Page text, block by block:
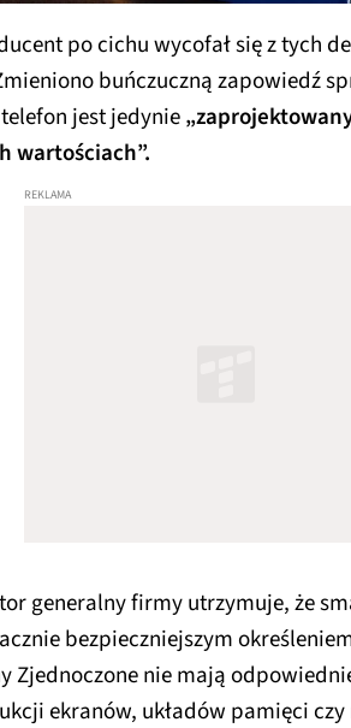
po cichu wycofał się z tych
buńczuczną zapowiedź
jest jedynie
wartościach”.
generalny firmy utrzymuje, że
bezpieczniejszym
Zjednoczone nie mają
ekranów, układów pamięci